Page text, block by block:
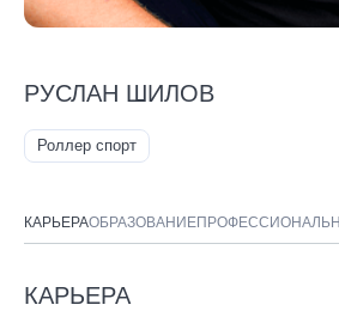
РУСЛАН ШИЛОВ
Роллер спорт
КАРЬЕРАОБРАЗОВАНИЕ
КАРЬЕРА